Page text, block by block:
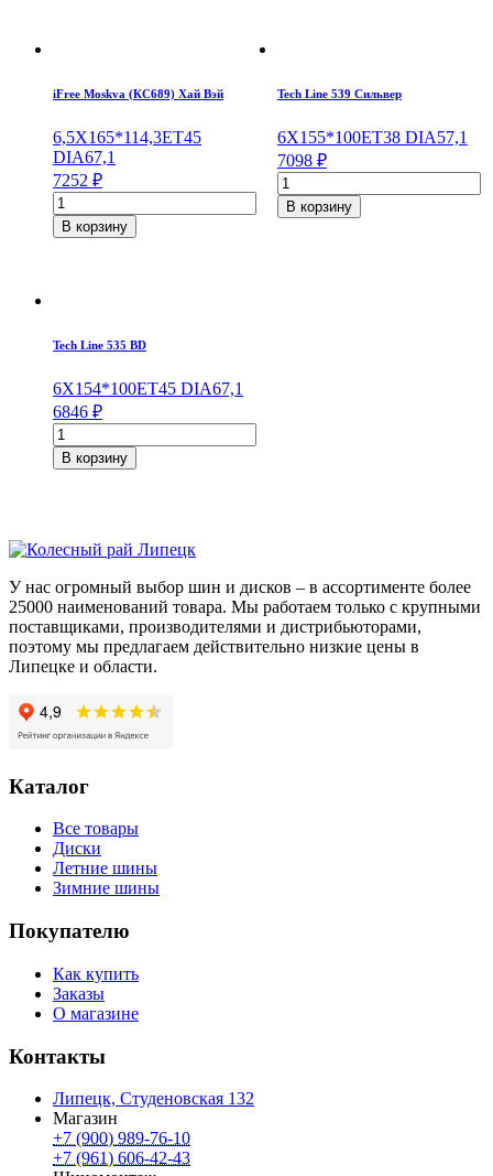
6*16/5*139,7
DIA98
ET38
iFree Moskva (КС689) Хай Вэй
6,5X165*114,3ET45
DIA67,1
7252 ₽
Количество
товара
iFree
6,5*16/5*114,3
DIA67,1
В корзину
Tech Line 539 Сильвер
6X155*100ET38DIA57,1
7098 ₽
Количество
товара
Tech
В корзину
Tech Line 535 BD
6X154*100ET45 DIA67,1
6846 ₽
Количество
товара
Tech
6*15/4*100
DIA67,1
В корзину
У нас огромный выбор шин и дисков – в ассортименте более
25000 наименований товара. Мы работаем только с крупными
поставщиками, производителями и дистрибьюторами,
поэтому мы предлагаем действительно низкие цены в
Липецке и области.
Каталог
Все товары
Диски
Летние шины
Зимние шины
Покупателю
Как купить
Заказы
О магазине
Контакты
Липецк, Студеновская 132
Магазин
+7 (900) 989-76-10
+7 (961) 606-42-43